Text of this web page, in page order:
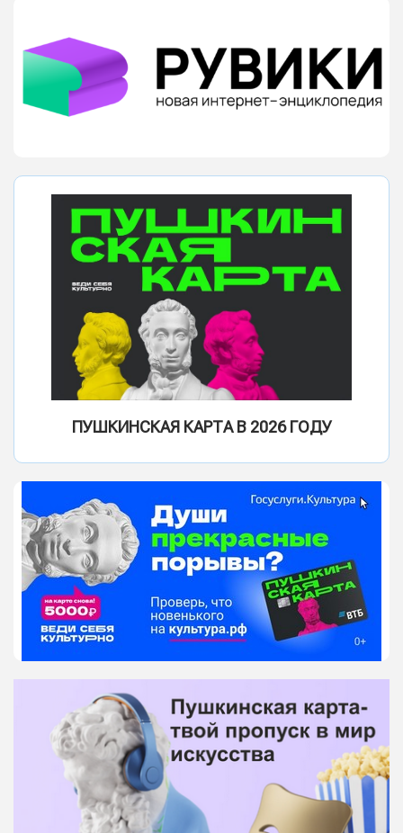
ПУШКИНСКАЯ КАРТА В 2026 ГОДУ